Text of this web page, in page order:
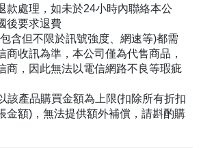
款處理，如未於24小時內聯絡本公
後要求退費
含但不限於訊號強度、網速等)都需
商收訊為準，本公司僅為代售商品，
商，因此無法以電信網路不良等瑕疵
該產品購買金額為上限(扣除所有折扣
金額)，無法提供額外補償，請斟酌購